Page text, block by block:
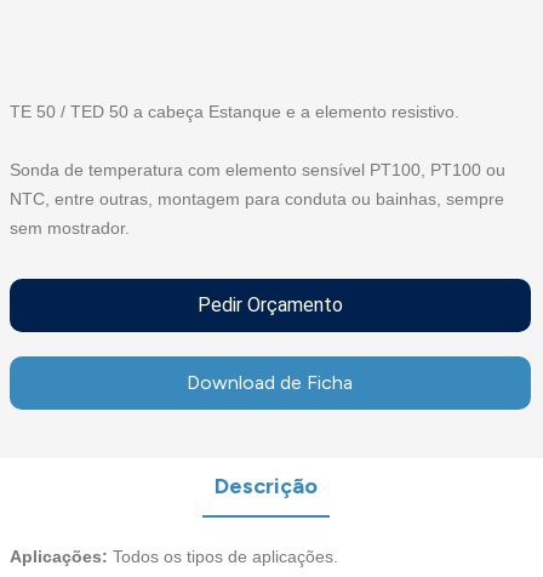
TE 50 / TED 50 a cabeça Estanque e a elemento resistivo.
Sonda de temperatura com elemento sensível PT100, PT100 ou
NTC, entre outras, montagem para conduta ou bainhas, sempre
sem mostrador.
Pedir Orçamento
Download de Ficha
Descrição
Aplicações: Todos os tipos de aplicações.